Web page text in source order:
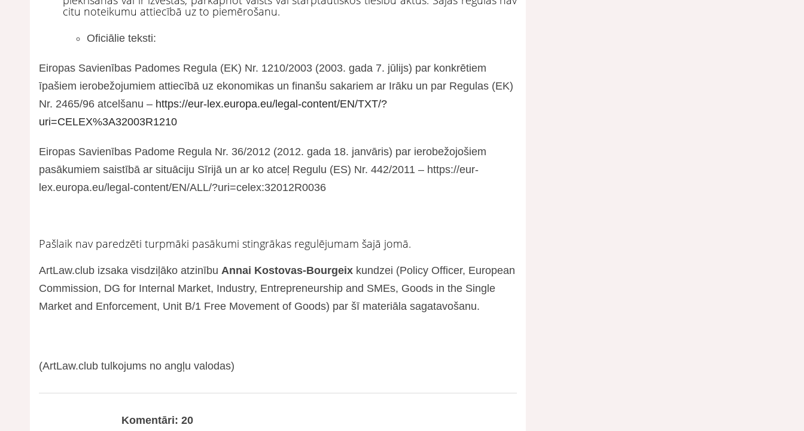
citu noteikumu attiecībā uz to piemērošanu.
Oficiālie teksti:
Eiropas Savienības Padomes Regula (EK) Nr. 1210/2003 (2003. gada 7. jūlijs) par konkrētiem
īpašiem ierobežojumiem attiecībā uz ekonomikas un finanšu sakariem ar Irāku un par Regulas (EK)
Nr. 2465/96 atcelšanu – https://eur-lex.europa.eu/legal-content/EN/TXT/?
uri=CELEX%3A32003R1210
Eiropas Savienības Padome Regula Nr. 36/2012 (2012. gada 18. janvāris) par ierobežojošiem
pasākumiem saistībā ar situāciju Sīrijā un ar ko atceļ Regulu (ES) Nr. 442/2011 – https://eur-
lex.europa.eu/legal-content/EN/ALL/?uri=celex:32012R0036
Pašlaik nav paredzēti turpmāki pasākumi stingrākas regulējumam šajā jomā.
ArtLaw.club izsaka visdziļāko atzinību Annai Kostovas-Bourgeix kundzei (Policy Officer, European
Commission, DG for Internal Market, Industry, Entrepreneurship and SMEs, Goods in the Single
Market and Enforcement, Unit B/1 Free Movement of Goods) par šī materiāla sagatavošanu.
(ArtLaw.club tulkojums no angļu valodas)
Komentāri: 20